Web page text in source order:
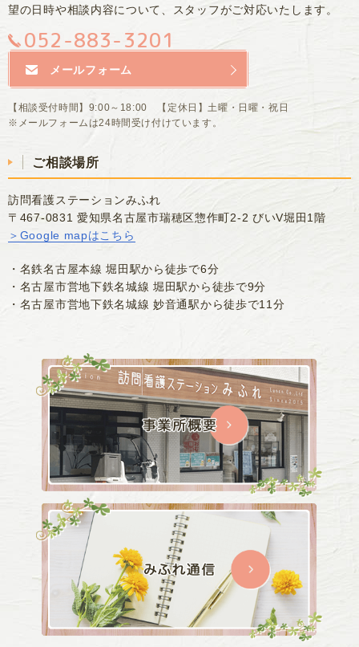
望の日時や相談内容について、スタッフがご対応いたします。
052-883-3201
メールフォーム
【相談受付時間】9:00～18:00 【定休日】土曜・日曜・祝日
※メールフォームは24時間受け付けています。
ご相談場所
訪問看護ステーションみふれ
〒467-0831 愛知県名古屋市瑞穂区惣作町2-2 びいV堀田1階
＞Google mapはこちら
・名鉄名古屋本線 堀田駅から徒歩で6分
・名古屋市営地下鉄名城線 堀田駅から徒歩で9分
・名古屋市営地下鉄名城線 妙音通駅から徒歩で11分